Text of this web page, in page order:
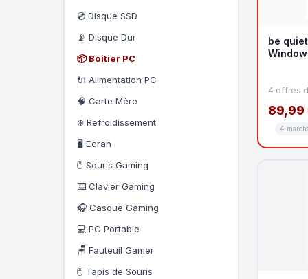
💿 Disque SSD
📡 Disque Dur
📦 Boîtier PC
🔌 Alimentation PC
🧠 Carte Mère
❄️ Refroidissement
🖥️ Ecran
🖱️ Souris Gaming
⌨️ Clavier Gaming
🎧 Casque Gaming
💻 PC Portable
🪑 Fauteuil Gamer
🖱️ Tapis de Souris
be
4 offres
89,99
4